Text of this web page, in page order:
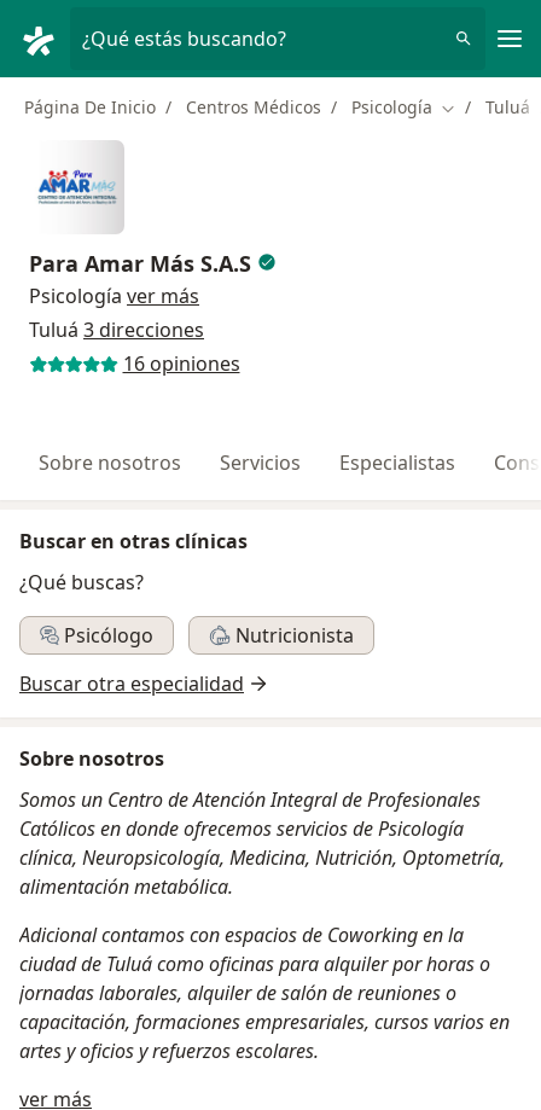
¿Qué estás buscando?
Página De Inicio Centros Médicos Psicología Cambiar de
Tuluá
Para Amar Más S.A.S
Psicología ver más
Tuluá 3 direcciones
16 opiniones
Sobre nosotros Servicios Especialistas
Buscar en otras clínicas
¿Qué buscas?
Psicólogo
Nutricionista
Buscar otra especialidad
Sobre nosotros
Somos un Centro de Atención Integral de Profesionales
Católicos en donde ofrecemos servicios de Psicología
clínica, Neuropsicología, Medicina, Nutrición, Optometría,
alimentación metabólica.
Adicional contamos con espacios de Coworking en la
ciudad de Tuluá como oficinas para alquiler por horas o
jornadas laborales, alquiler de salón de reuniones o
capacitación, formaciones empresariales, cursos varios en
artes y oficios y refuerzos escolares.
ver más